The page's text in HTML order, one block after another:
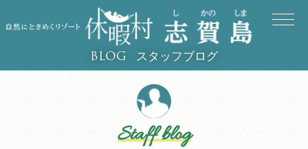
BLOG スタッフブログ
Staff blog